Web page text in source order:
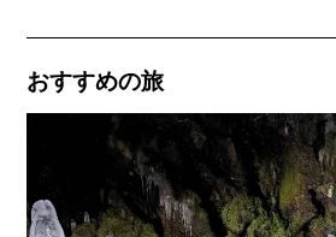
おすすめの旅